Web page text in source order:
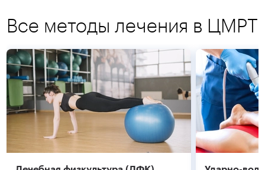
Все методы лечения в ЦМРТ